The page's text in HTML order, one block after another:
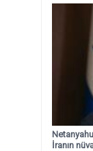
İranın